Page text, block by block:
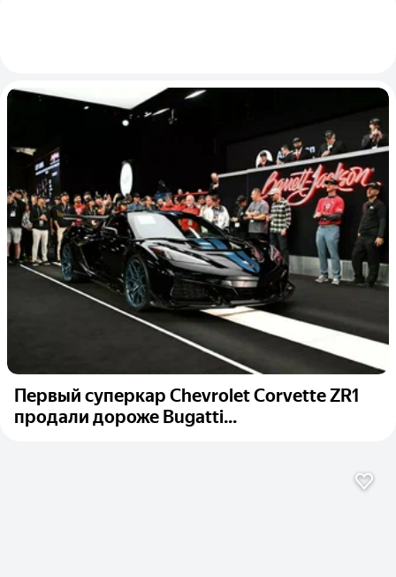
Первый суперкар Chevrolet Corvette ZR1
продали дороже Bugatti...